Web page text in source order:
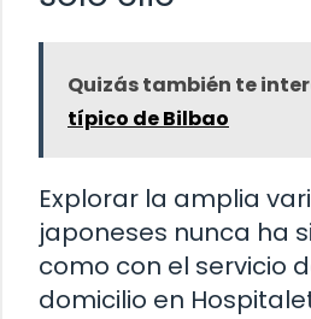
Quizás también te
típico de Bilbao
Explorar la amplia
japoneses nunca ha
como con el servicio
domicilio en